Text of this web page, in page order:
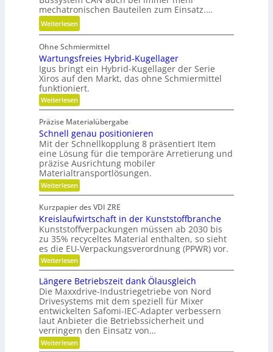
v
r
m
e
i
d
e
n
l
t
u
n
d
n
i
c
h
t
g
e
s
c
h
l
i
e
n
mechatronischen Bauteilen zum Einsatz.…
Weiterlesen:
E
r
g
o
n
o
m
s
c
h
e
r
B
e
d
i
e
n
k
n
a
u
f
m
i
t
s
Ohne Schmiermittel
Wartungsfreies Hybrid-Kugellager
Igus bringt ein Hybrid-Kugellager der Serie
Xiros auf den Markt, das ohne Schmiermittel
funktioniert.
Weiterlesen:
W
r
t
u
n
g
s
f
r
e
e
s
H
y
b
r
i
d
-
K
u
g
e
l
l
a
g
Präzise Materialübergabe
Schnell genau positionieren
Mit der Schnellkopplung 8 präsentiert Item
eine Lösung für die temporäre Arretierung und
präzise Ausrichtung mobiler
Materialtransportlösungen.
Weiterlesen:
S
h
n
e
l
l
g
e
n
a
u
p
o
s
i
t
i
o
Kurzpapier des VDI ZRE
Kreislaufwirtschaft in der Kunststoffbranche
Kunststoffverpackungen müssen ab 2030 bis
zu 35% recyceltes Material enthalten, so sieht
es die EU-Verpackungsverordnung (PPWR) vor.
Weiterlesen:
K
r
e
i
s
l
a
u
f
w
Längere Betriebszeit dank Ölausgleich
Die Maxxdrive-Industriegetriebe von Nord
Drivesystems mit dem speziell für Mixer
entwickelten Safomi-IEC-Adapter verbessern
laut Anbieter die Betriebssicherheit und
verringern den Einsatz von…
Weiterlesen: